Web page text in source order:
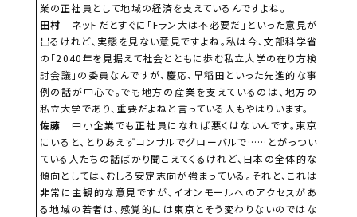
業の正社員として地域の経済を支えているんですよね。
田村 ネットだとすぐに「Fラン大は不必要だ」といった意見が
出るけれど、実態を見ない意見ですよね。私は今、文部科学省
の「2040年を見据えて社会とともに歩む私立大学の在り方検
討会議」の委員なんですが、慶応、早稲田といった先進的な事
例の話が中心で。でも地方の産業を支えているのは、地方の
私立大学であり、重要だよねと言っている人もやはりいます。
佐藤
中小企業でも正社員になれば悪くはないんです。東京
にいると、とりあえずコンサルでグローバルで……とがっつい
ている人たちの話ばかり聞こえてくるけれど、日本の全体的な
傾向としては、むしろ安定志向が強まっている。それと、これは
非常に主観的な意見ですが、イオンモールへのアクセスがあ
る地域の若者は、感覚的には東京とそう変わりないのではな